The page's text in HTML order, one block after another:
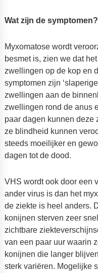
Wat zijn de symptomen?
Myxomatose wordt
besmet is, zien we dat
zwellingen op de kop en
symptomen zijn
zwellingen aan de
zwellingen rond de anus
paar dagen kunnen deze
ze blindheid kunnen
steeds moeilijker en
dagen tot de dood.
VHS wordt ook door een
ander virus is dan het
de ziekte is heel anders.
konijnen sterven zeer
zichtbare
van een paar uur waarin
konijnen die langer
sterk variëren. Mogelijke